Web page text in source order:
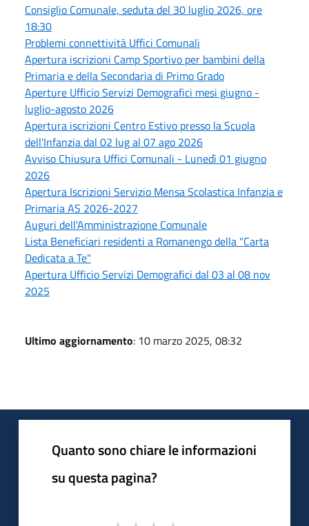
Consiglio Comunale, seduta del 30 luglio 2026, ore
18:30
Problemi connettività Uffici Comunali
Apertura iscrizioni Camp Sportivo per bambini della
Primaria e della Secondaria di Primo Grado
Aperture Ufficio Servizi Demografici mesi giugno -
luglio-agosto 2026
Apertura iscrizioni Centro Estivo presso la Scuola
dell'Infanzia dal 02 lug al 07 ago 2026
Avviso Chiusura Uffici Comunali - Lunedì 01 giugno
2026
Apertura Iscrizioni Servizio Mensa Scolastica Infanzia e
Primaria AS 2026-2027
Auguri dell'Amministrazione Comunale
Lista Beneficiari residenti a Romanengo della "Carta
Dedicata a Te"
Apertura Ufficio Servizi Demografici dal 03 al 08 nov
2025
Ultimo aggiornamento: 10 marzo 2025, 08:32
Quanto sono chiare le informazioni
su questa pagina?